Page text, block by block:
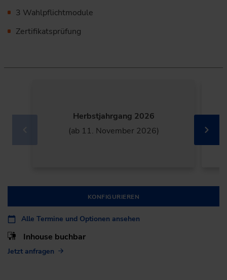
3 Wahlpflichtmodule
Zertifikatsprüfung
Herbstjahrgang 2026
(ab 11. November 2026)
KONFIGURIEREN
Alle Termine und Optionen ansehen
Inhouse buchbar
Jetzt anfragen